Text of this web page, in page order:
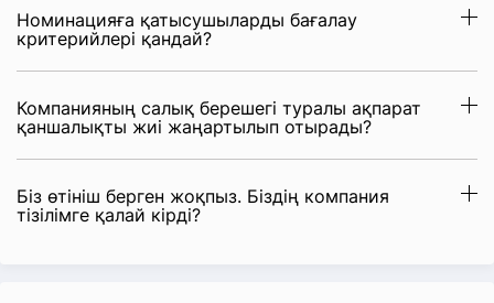
Номинацияға қатысушыларды бағалау
критерийлері қандай?
Компанияның салық берешегі туралы ақпарат
қаншалықты жиі жаңартылып отырады?
Біз өтініш берген жоқпыз. Біздің компания
тізілімге қалай кірді?